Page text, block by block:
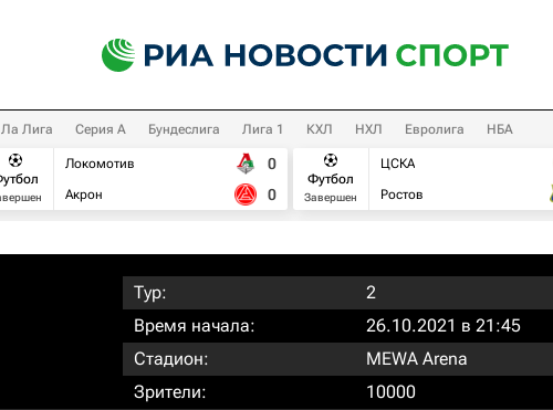
Ла Лига Серия А Бундеслига Лига 1 КХЛ НХЛ Евролига НБА
Локомотив
Акрон
0
0
Футбол
Завершен
ЦСКА
Ростов
Тур:
2
Время начала:
26.10.2021 в 21:45
Стадион:
MEWA Arena
Зрители:
10000